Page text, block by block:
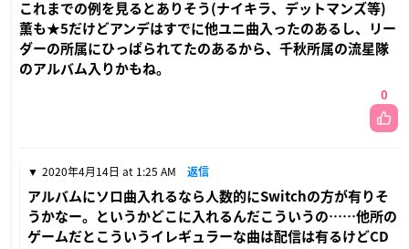
これまでの例を見るとありそう(ナイキラ、デットマンズ等)
薫も★5だけどアンデはすでに他ユニ曲入ったのあるし、リー
ダーの所属にひっぱられてたのあるから、千秋所属の流星隊
のアルバム入りかもね。
0
2020年4月14日 at 1:25 AM 返信
アルバムにソロ曲入れるなら人数的にSwitchの方が有りそ
うかなー。というかどこに入れるんだこういうの……他所の
ゲームだとこういうイレギュラーな曲は配信は有るけどCD